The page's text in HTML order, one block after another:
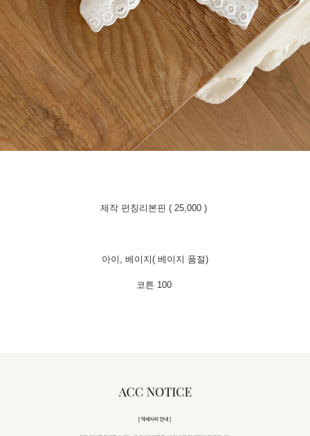
제작 펀칭리본핀 ( 25,000 )
아이, 베이지( 베이지 품절)
코튼 100